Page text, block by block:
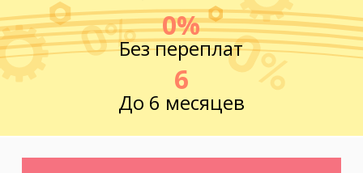
0%
Без переплат
6
До 6 месяцев